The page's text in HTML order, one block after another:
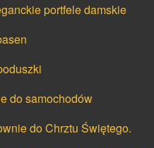
portfele damskie
do samochodów
do Chrztu Świętego.